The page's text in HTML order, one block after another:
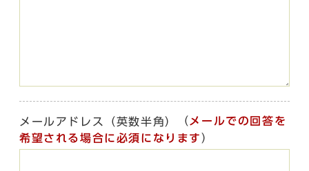
メールアドレス（英数半角） （ メールでの回答を
希望される場合に必須になります ）